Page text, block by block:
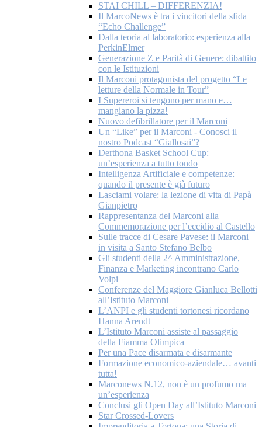
STAI CHILL – DIFFERENZIA!
Il MarcoNews è tra i vincitori della sfida
“Echo Challenge”
Dalla teoria al laboratorio: esperienza alla
PerkinElmer
Generazione Z e Parità di Genere: dibattito
con le Istituzioni
Il Marconi protagonista del progetto “Le
letture della Normale in Tour”
I Supereroi si tengono per mano e…
mangiano la pizza!
Nuovo defibrillatore per il Marconi
Un “Like” per il Marconi - Conosci il
nostro Podcast “Giallosai”?
Derthona Basket School Cup:
un’esperienza a tutto tondo
Intelligenza Artificiale e competenze:
quando il presente è già futuro
Lasciami volare: la lezione di vita di Papà
Gianpietro
Rappresentanza del Marconi alla
Commemorazione per l’eccidio al Castello
Sulle tracce di Cesare Pavese: il Marconi
in visita a Santo Stefano Belbo
Gli studenti della 2^ Amministrazione,
Finanza e Marketing incontrano Carlo
Volpi
Conferenze del Maggiore Gianluca Bellotti
all’Istituto Marconi
L’ANPI e gli studenti tortonesi ricordano
Hanna Arendt
L’Istituto Marconi assiste al passaggio
della Fiamma Olimpica
Per una Pace disarmata e disarmante
Formazione economico-aziendale… avanti
tutta!
Marconews N.12, non è un profumo ma
un’esperienza
Conclusi gli Open Day all’Istituto Marconi
Star Crossed-Lovers